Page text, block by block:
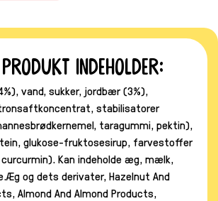
produkt indeholder:
vand, sukker, jordbær (3%),
stabilisatorer
taragummi, pektin),
glukose-fruktosesirup, farvestoffer
Kan indeholde æg, mælk,
og dets derivater, Hazelnut And
Almond And Almond Products,